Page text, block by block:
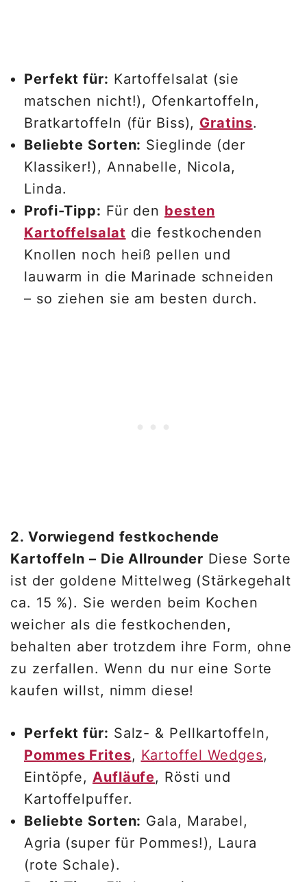
Perfekt für: Kartoffelsalat (sie
matschen nicht!), Ofenkartoffeln,
Bratkartoffeln (für Biss), Gratins.
Beliebte Sorten: Sieglinde (der
Klassiker!), Annabelle, Nicola,
Linda.
Profi-Tipp: Für den besten
Kartoffelsalat die festkochenden
Knollen noch heiß pellen und
lauwarm in die Marinade schneiden
– so ziehen sie am besten durch.
2. Vorwiegend festkochende
Kartoffeln – Die Allrounder Diese Sorte
ist der goldene Mittelweg (Stärkegehalt
ca. 15 %). Sie werden beim Kochen
weicher als die festkochenden,
behalten aber trotzdem ihre Form, ohne
zu zerfallen. Wenn du nur eine Sorte
kaufen willst, nimm diese!
Perfekt für: Salz- & Pellkartoffeln,
Pommes Frites, Kartoffel Wedges,
Eintöpfe,Aufläufe, Rösti und
Kartoffelpuffer.
Beliebte Sorten: Gala, Marabel,
Agria (super für Pommes!), Laura
(rote Schale).